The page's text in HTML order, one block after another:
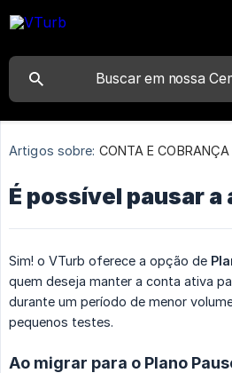
Artigos sobre: CONTA E COBRANÇA
É possível pausar
Sim! o VTurb oferece a opção de
quem deseja manter a conta ativa
durante um período de menor
pequenos testes.
Ao migrar para o Plano